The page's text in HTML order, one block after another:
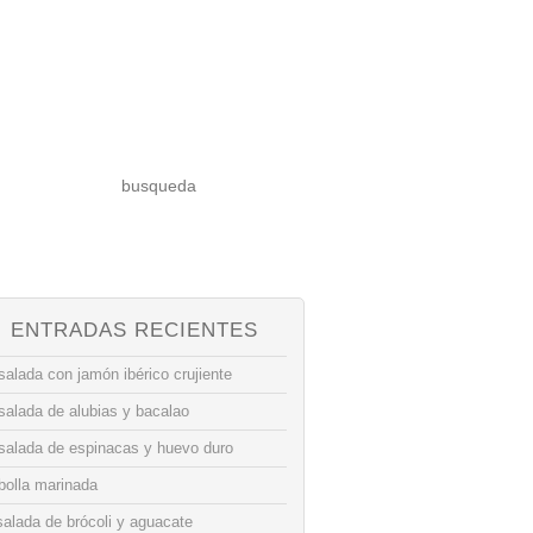
ENTRADAS RECIENTES
con jamón ibérico crujiente
de alubias y bacalao
de espinacas y huevo duro
marinada
de brócoli y aguacate